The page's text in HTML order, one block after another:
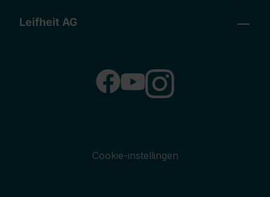
Leifheit AG
Cookie-instellingen